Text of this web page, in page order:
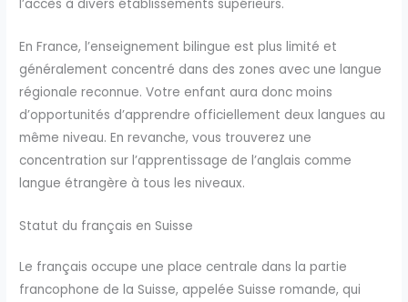
l’accès à divers établissements supérieurs.
En France, l’enseignement bilingue est plus limité et
généralement concentré dans des zones avec une langue
régionale reconnue. Votre enfant aura donc moins
d’opportunités d’apprendre officiellement deux langues au
même niveau. En revanche, vous trouverez une
concentration sur l’apprentissage de l’anglais comme
langue étrangère à tous les niveaux.
Statut du français en Suisse
Le français occupe une place centrale dans la partie
francophone de la Suisse, appelée Suisse romande, qui